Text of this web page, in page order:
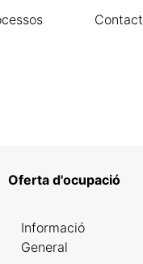
Oferta d'ocupació
Informació
General